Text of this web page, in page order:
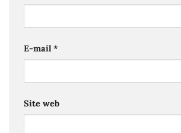
E-mail*
Site web